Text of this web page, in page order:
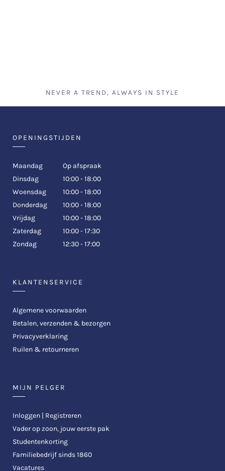
NEVER A TREND, ALWAYS IN STYLE
OPENINGSTIJDEN
Maandag
Op afspraak
Dinsdag
10:00 - 18:00
Woensdag
10:00 - 18:00
Donderdag
10:00 - 18:00
Vrijdag
10:00 - 18:00
Zaterdag
10:00 - 17:30
Zondag
12:30 - 17:00
KLANTENSERVICE
Algemene voorwaarden
Betalen, verzenden & bezorgen
Privacyverklaring
Ruilen & retourneren
MIJN PELGER
Inloggen | Registreren
Vader op zoon, jouw eerste pak
Studentenkorting
Familiebedrijf sinds 1860
Vacatures